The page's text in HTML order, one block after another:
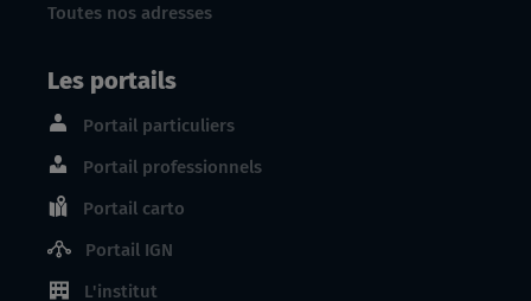
Toutes nos adresses
Les portails
Portail particuliers
Portail professionnels
Portail carto
Portail IGN
L'institut